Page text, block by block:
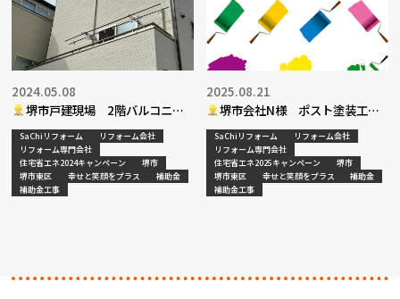
堺市戸建現場 2階バルコニー
テラス新設工事
2024.05.08
SaChiリフォーム
リフォーム会社
リフォーム専門会社
住宅省エネ2024キャンペーン
堺市
堺市東区
幸せと笑顔をプラス
補助金
補助金工事
堺市会社N様 ポスト塗装工事
決定
2025.08.21
SaChiリフォーム
リフォーム会社
リフォーム専門会社
住宅省エネ2025キャンペーン
堺市
堺市東区
幸せと笑顔をプラス
補助金
補助金工事